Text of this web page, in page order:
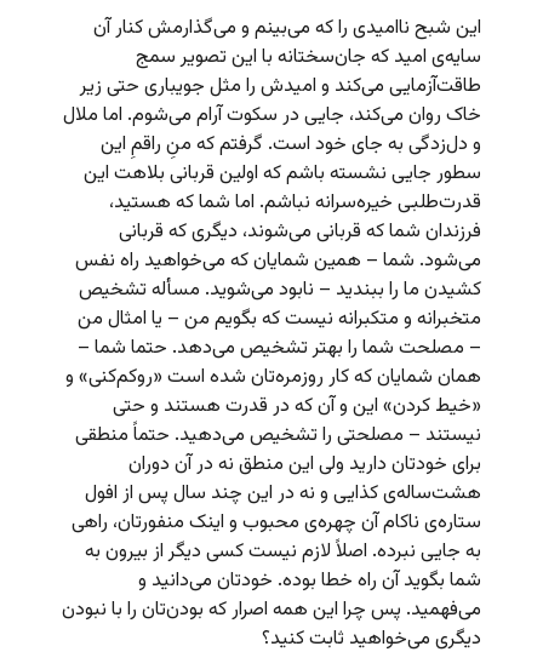
این شبح ناامیدی را که می‌بینم و می‌گذارمش کنار آن
سایه‌ی امید که جان‌سختانه با این تصویر سمج
طاقت‌آزمایی می‌کند و امیدش را مثل جویباری حتی زیر
خاک روان می‌کند، جایی در سکوت آرام می‌شوم. اما ملال
و دل‌زدگی به جای خود است. گرفتم که منِ راقمِ این
سطور جایی نشسته باشم که اولین قربانی بلاهت این
قدرت‌طلبی خیره‌سرانه نباشم. اما شما که هستید،
فرزندان شما که قربانی می‌شوند، دیگری که قربانی
می‌شود. شما – همین شمایان که می‌خواهید راه نفس
کشیدن ما را ببندید – نابود می‌شوید. مسأله تشخیص
متخبرانه و متکبرانه نیست که بگویم من – یا امثال من
– مصلحت شما را بهتر تشخیص می‌دهد. حتما شما –
همان شمایان که کار روزمره‌تان شده است «روکم‌کنی» و
«خیط کردن» این و آن که در قدرت هستند و حتی
نیستند – مصلحتی را تشخیص می‌دهید. حتماً منطقی
برای خودتان دارید ولی این منطق نه در آن دوران
هشت‌ساله‌ی کذایی و نه در این چند سال پس از افول
ستاره‌ی ناکام آن چهره‌ی محبوب‌ و اینک منفورتان، راهی
به جایی نبرده. اصلاً لازم نیست کسی دیگر از بیرون به
شما بگوید آن راه خطا بوده. خودتان می‌‌دانید و
می‌فهمید. پس چرا این همه اصرار که بودن‌تان را با نبودن
دیگری می‌خواهید ثابت کنید؟